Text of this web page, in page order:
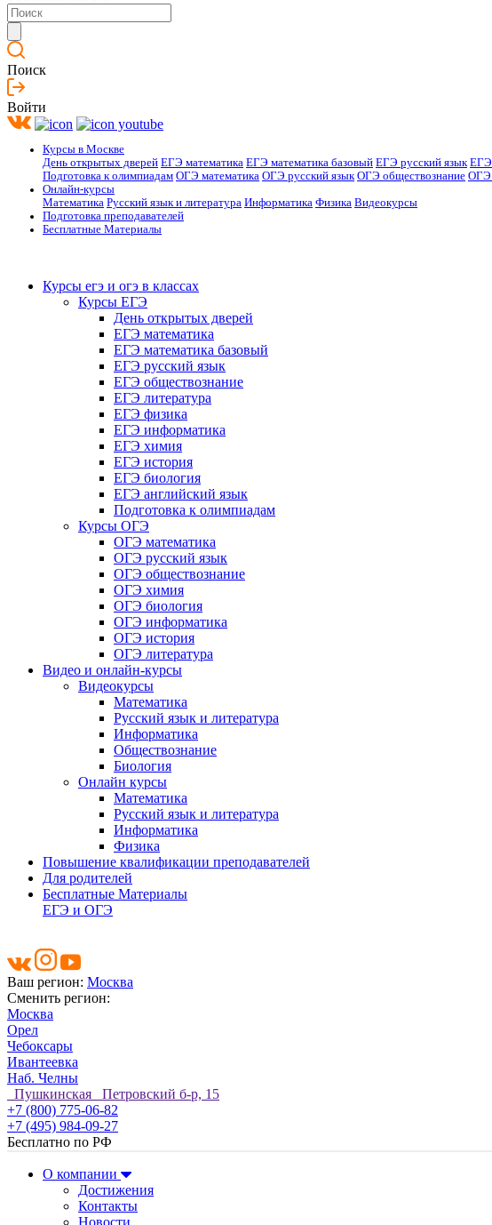
Поиск
Войти
Курсы в Москве
День открытых дверей ЕГЭ математика ЕГЭ математика базовый ЕГЭ русский язык ЕГЭ
Подготовка к олимпиадам ОГЭ математика ОГЭ русский язык ОГЭ обществознание ОГЭ
Онлайн-курсы
Математика Русский язык и литература Информатика Физика Видеокурсы
Подготовка преподавателей
Бесплатные Материалы
Курсы егэ и огэ в классах
Курсы ЕГЭ
День открытых дверей
ЕГЭ математика
ЕГЭ математика базовый
ЕГЭ русский язык
ЕГЭ обществознание
ЕГЭ литература
ЕГЭ физика
ЕГЭ информатика
ЕГЭ химия
ЕГЭ история
ЕГЭ биология
ЕГЭ английский язык
Подготовка к олимпиадам
Курсы ОГЭ
ОГЭ математика
ОГЭ русский язык
ОГЭ обществознание
ОГЭ химия
ОГЭ биология
ОГЭ информатика
ОГЭ история
ОГЭ литература
Видео и онлайн-курсы
Видеокурсы
Математика
Русский язык и литература
Информатика
Обществознание
Биология
Онлайн курсы
Математика
Русский язык и литература
Информатика
Физика
Повышение квалификации преподавателей
Для родителей
Бесплатные Материалы
ЕГЭ и ОГЭ
Ваш регион: Москва
Сменить регион:
Москва
Орел
Чебоксары
Ивантеевка
Наб. Челны
Пушкинская Петровский б-р, 15
+7 (800) 775-06-82
+7 (495) 984-09-27
Бесплатно по РФ
О компании
Достижения
Контакты